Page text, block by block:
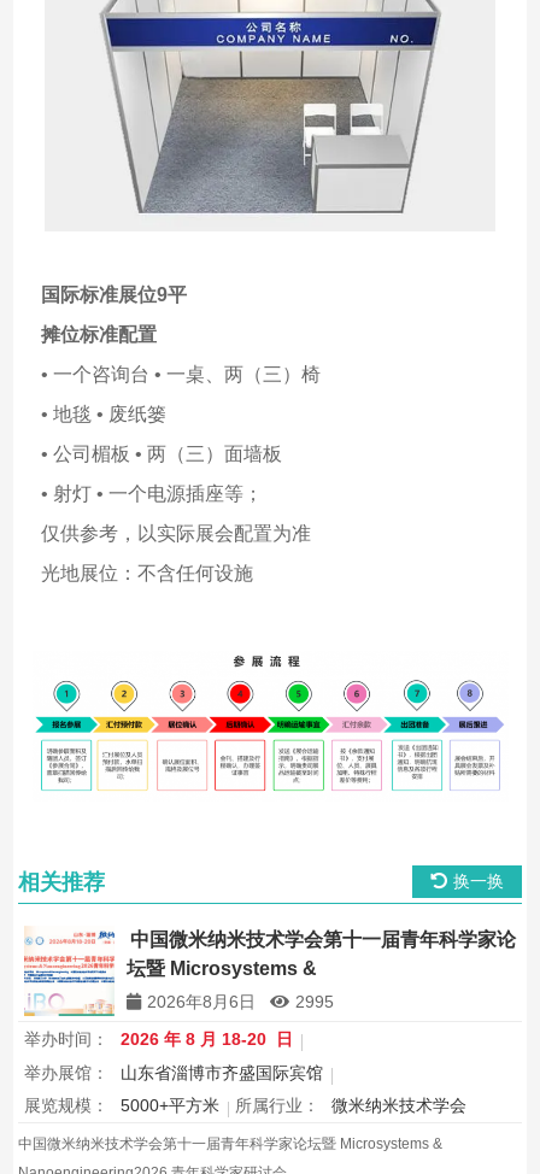
国际标准展位9平
摊位标准配置
• 一个咨询台 • 一桌、两（三）椅
• 地毯 • 废纸篓
• 公司楣板 • 两（三）面墙板
• 射灯 • 一个电源插座等；
仅供参考，以实际展会配置为准
光地展位：不含任何设施
相关推荐 换一换
中国微米纳米技术学会第十一届青年科学家论
坛暨 Microsystems &
Nanoengineering2026 青年科学家研讨会
2026年8月6日
2995
举办时间：
2026 年 8 月 18-20 日
举办展馆：
山东省淄博市齐盛国际宾馆
展览规模：
5000+平方米 所属行业： 微米纳米技术学会
中国微米纳米技术学会第十一届青年科学家论坛暨 Microsystems &